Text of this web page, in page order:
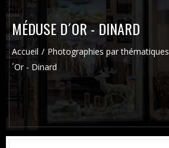
MÉDUSE D´OR - DINARD
Accueil Photographies par thématiques
´Or - Dinard